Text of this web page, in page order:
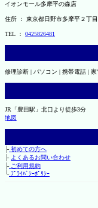
イオンモール多摩平の森店
住所 ： 東京都日野市多摩平２丁
TEL ： 0425826481
修理診断 | パソコン | 携帯電話 |
JR「豊田駅」北口より徒歩3分
地図
├初めての方へ
├ よくあるお問い合わせ
├ご利用規約
└ﾌﾟﾗｲﾊﾞｼｰﾎﾟﾘｼｰ